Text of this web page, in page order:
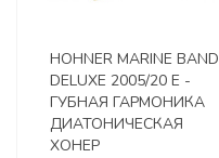
HOHNER MARINE BAND
DELUXE 2005/20 E -
ГУБНАЯ ГАРМОНИКА
ДИАТОНИЧЕСКАЯ
ХОНЕР